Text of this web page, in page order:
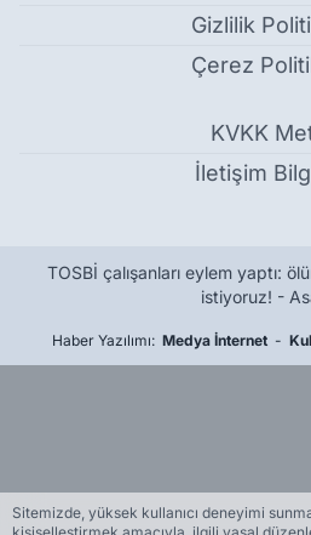
Gizlilik
Çerez
KVKK
İletişim
TOSBİ çalışanları eylem yaptı:
istiyoruz! -
Haber Yazılımı: Medya İnternet -
Sitemizde, yüksek kullanıcı deneyimi